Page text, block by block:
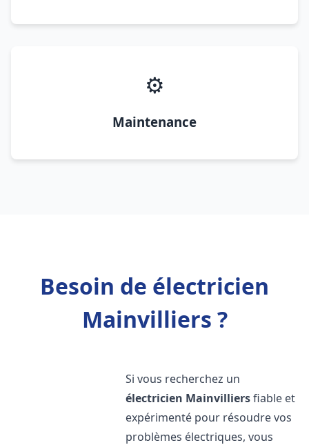
⚙️
Maintenance
Besoin de électricien
Mainvilliers ?
Si vous recherchez un
électricien Mainvilliersfiable et
expérimenté pour résoudre vos
problèmes électriques, vous